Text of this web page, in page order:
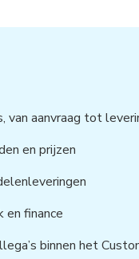
van aanvraag tot
en prijzen
en finance
binnen het